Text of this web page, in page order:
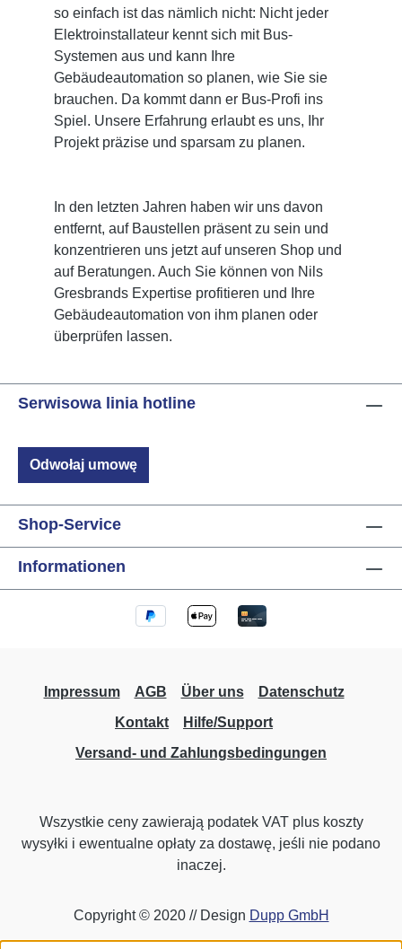
so einfach ist das nämlich nicht: Nicht jeder
Elektroinstallateur kennt sich mit Bus-
Systemen aus und kann Ihre
Gebäudeautomation so planen, wie Sie sie
brauchen. Da kommt dann er Bus-Profi ins
Spiel. Unsere Erfahrung erlaubt es uns, Ihr
Projekt präzise und sparsam zu planen.
In den letzten Jahren haben wir uns davon
entfernt, auf Baustellen präsent zu sein und
konzentrieren uns jetzt auf unseren Shop und
auf Beratungen. Auch Sie können von Nils
Gresbrands Expertise profitieren und Ihre
Gebäudeautomation von ihm planen oder
überprüfen lassen.
Serwisowa linia hotline
Odwołaj umowę
Shop-Service
Informationen
Impressum AGB Über uns
Datenschutz
Kontakt
Hilfe/Support
Versand- und Zahlungsbedingungen
Wszystkie ceny zawierają podatek VAT plus koszty
wysyłki i ewentualne opłaty za dostawę, jeśli nie podano
inaczej.
Copyright © 2020 // Design Dupp GmbH